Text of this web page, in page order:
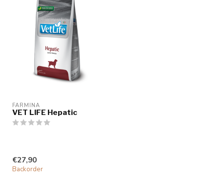
FARMINA
VET LIFE Hepatic
€27,90
Backorder